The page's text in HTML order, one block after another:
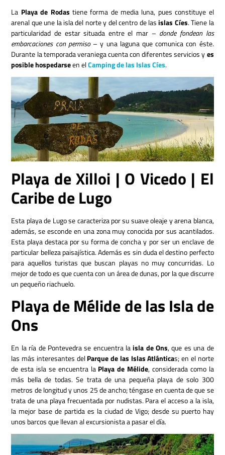
La Playa de Rodas tiene forma de media luna, pues constituye el
arenal que une la isla del norte y del centro de lasislas Cíes. Tiene la
particularidad de estar situada entre el mar – donde fondean las
embarcaciones con permiso – y una laguna que comunica con éste.
Durante la temporada veraniega cuenta con diferentes servicios yes
posible hospedarseen elCamping de las Islas Cíes.
Playa de Xilloi | O Vicedo | El
Caribe de Lugo
Esta playa de Lugo se caracteriza por su suave oleaje y arena blanca,
además, se esconde en una zona muy conocida por sus acantilados.
Esta playa destaca por su forma de concha y por ser un enclave de
particular belleza paisajística. Además es sin duda el destino perfecto
para aquellos turistas que buscan playas no muy concurridas. Lo
mejor de todo es que cuenta con un área de dunas, por la que discurre
un pequeño riachuelo.
Playa de Mélide de las Isla de
Ons
En la ría de Pontevedra se encuentra laisla de Ons, que es una de
las más interesantes delParque de las Islas Atlánticas; en el norte
de esta isla se encuentra la Playa de Mélide, considerada como la
más bella de todas. Se trata de una pequeña playa de solo 300
metros de longitud y unos 25 de ancho; téngase en cuenta de que se
trata de una playa frecuentada por nudistas. Para el acceso a la isla,
la mejor base de partida es la ciudad de Vigo; desde su puerto hay
unos barcos que llevan al excursionista a pasar el día.